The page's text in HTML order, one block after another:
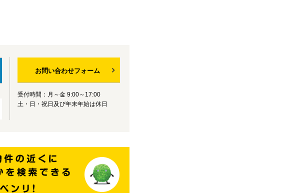
お問い合わせフォーム
受付時間：月～金 9:00～17:00
土・日・祝日及び年末年始は休日